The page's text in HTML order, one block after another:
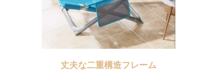
丈夫な二重構造フレーム